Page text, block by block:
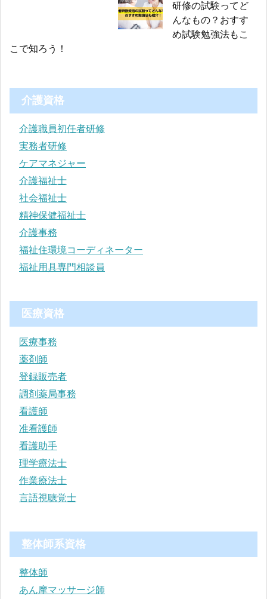
研修の試験ってど
んなもの？おすす
め試験勉強法もこ
こで知ろう！
介護資格
介護職員初任者研修
実務者研修
ケアマネジャー
介護福祉士
社会福祉士
精神保健福祉士
介護事務
福祉住環境コーディネーター
福祉用具専門相談員
医療資格
医療事務
薬剤師
登録販売者
調剤薬局事務
看護師
准看護師
看護助手
理学療法士
作業療法士
言語視聴覚士
整体師系資格
整体師
あん摩マッサージ師